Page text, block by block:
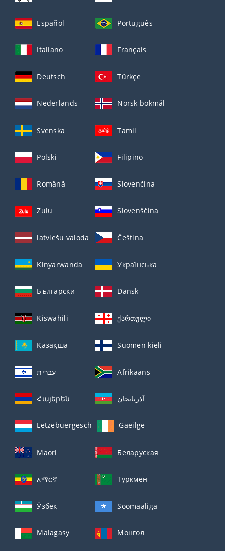
Español Português
Italiano Français
Deutsch Türkçe
Nederlands Norsk bokmål
Svenska Tamil
Polski Filipino
Română Slovenčina
Zulu Slovenščina
latviešu valoda Čeština
Kinyarwanda Українська
Български Dansk
Kiswahili ქართული
Қазақша Suomen kieli
עברית Afrikaans
Հայերեն آذربايجان
Lëtzebuergesch Gaeilge
Maori Беларуская
አማርኛ Туркмен
Ўзбек Soomaaliga
Malagasy Монгол